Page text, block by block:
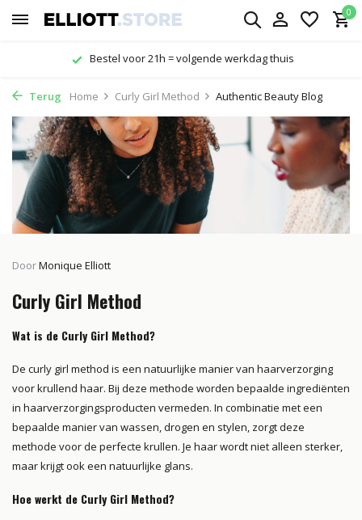
0
Gratis verzending vanaf € 29,-
Terug Home Curly Girl Method Authentic Beauty Blog
DoorMonique Elliott
Curly Girl Method
Wat is de Curly Girl Method?
De curly girl method is een natuurlijke manier van haarverzorging
voor krullend haar. Bij deze methode worden bepaalde ingrediënten
in haarverzorgingsproducten vermeden. In combinatie met een
bepaalde manier van wassen, drogen en stylen, zorgt deze
methode voor de perfecte krullen. Je haar wordt niet alleen sterker,
maar krijgt ook een natuurlijke glans.
Hoe werkt de Curly Girl Method?